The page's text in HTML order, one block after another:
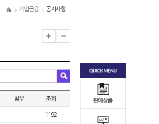
기업금융 공지사항
첨부 조회
1192